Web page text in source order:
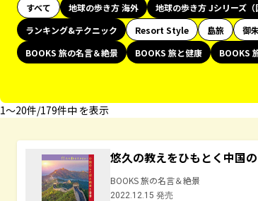
すべて 地球の歩き方 海外 地球の歩き方 Jシリーズ（
ランキング&テクニック
Resort Style 島旅 御
BOOKS 旅の名言＆絶景
BOOKS 旅と健康 BOOKS
1〜20件/179件中 を表示
悠久の教えをひもとく中国
BOOKS 旅の名言＆絶景
2022.12.15 発売